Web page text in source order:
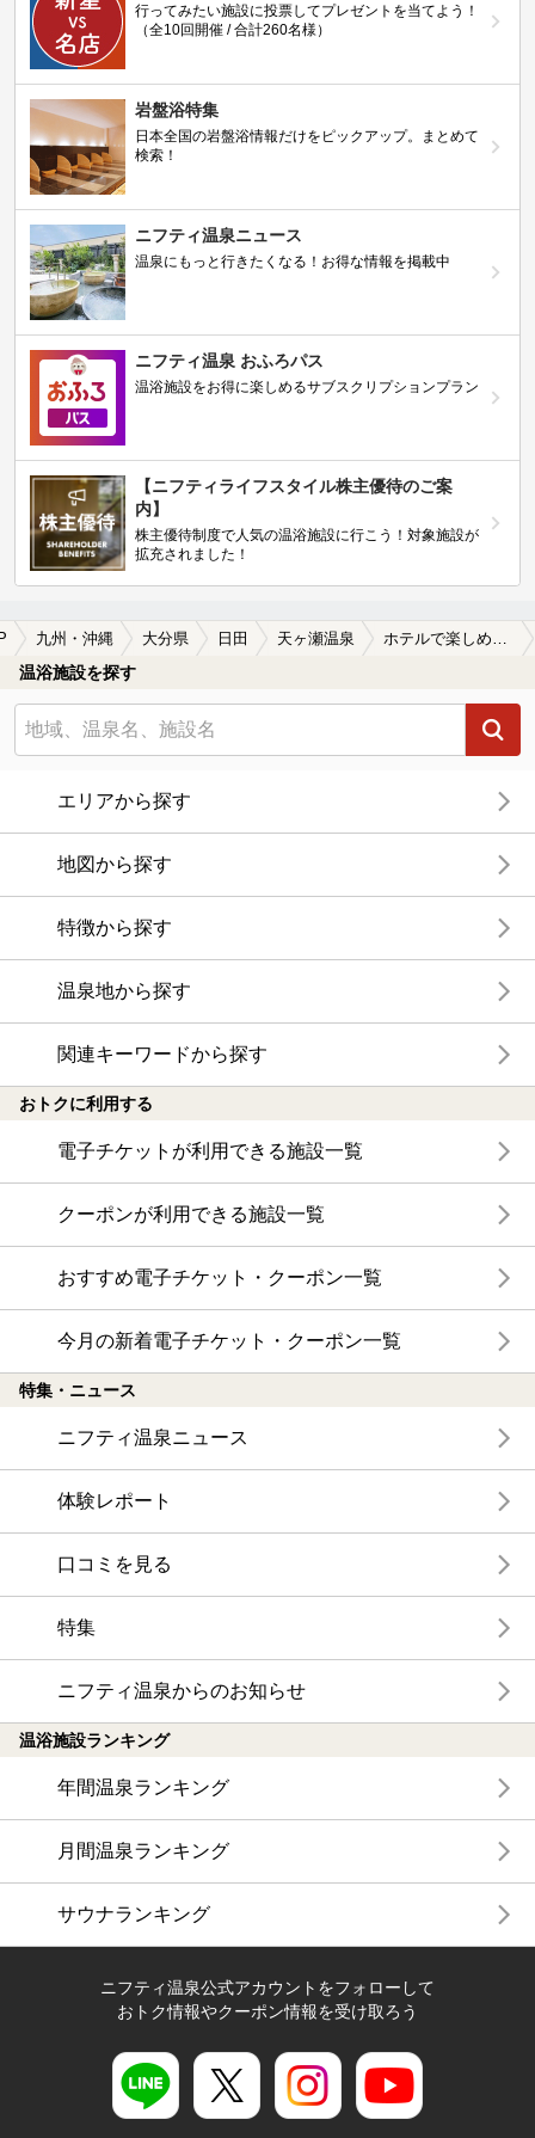
行ってみたい施設に投票してプレゼントを当てよう！
（全10回開催 / 合計260名様）
岩盤浴特集
日本全国の岩盤浴情報だけをピックアップ。まとめて
検索！
ニフティ温泉ニュース
温泉にもっと行きたくなる！お得な情報を掲載中
ニフティ温泉 おふろパス
温浴施設をお得に楽しめるサブスクリプションプラン
【ニフティライフスタイル株主優待のご案
内】
株主優待制度で人気の温浴施設に行こう！対象施設が
拡充されました！
九州・沖縄 大分県 日田 天ヶ瀬温泉
温浴施設を探す
エリアから探す
地図から探す
特徴から探す
温泉地から探す
関連キーワードから探す
おトクに利用する
電子チケットが利用できる施設一覧
クーポンが利用できる施設一覧
おすすめ電子チケット・クーポン一覧
今月の新着電子チケット・クーポン一覧
特集・ニュース
ニフティ温泉ニュース
体験レポート
口コミを見る
特集
ニフティ温泉からのお知らせ
温浴施設ランキング
年間温泉ランキング
月間温泉ランキング
サウナランキング
ニフティ温泉公式アカウントをフォローして
おトク情報やクーポン情報を受け取ろう